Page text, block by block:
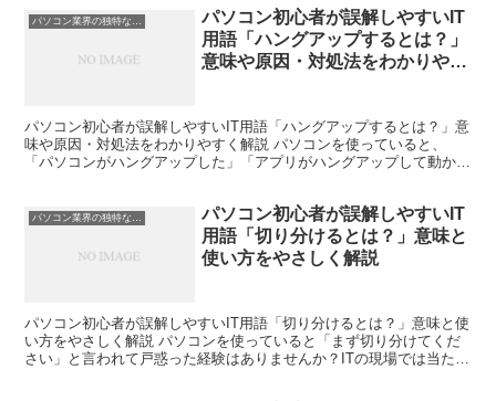
パソコン業界の独特な言い回し
パソコン初心者が誤解しやすいIT
用語「ハングアップするとは？」
意味や原因・対処法をわかりやす
パソコン初心者が誤解しやすいIT用語「ハングアップするとは？」意
味や原因・対処法をわかりやすく解説 パソコンを使っていると、
「パソコンがハングアップした」「アプリがハングアップして動かな
パソコン業界の独特な言い回し
パソコン初心者が誤解しやすいIT
用語「切り分けるとは？」意味と
使い方をやさしく解説
パソコン初心者が誤解しやすいIT用語「切り分けるとは？」意味と使
い方をやさしく解説 パソコンを使っていると「まず切り分けてくだ
さい」と言われて戸惑った経験はありませんか？ITの現場では当たり